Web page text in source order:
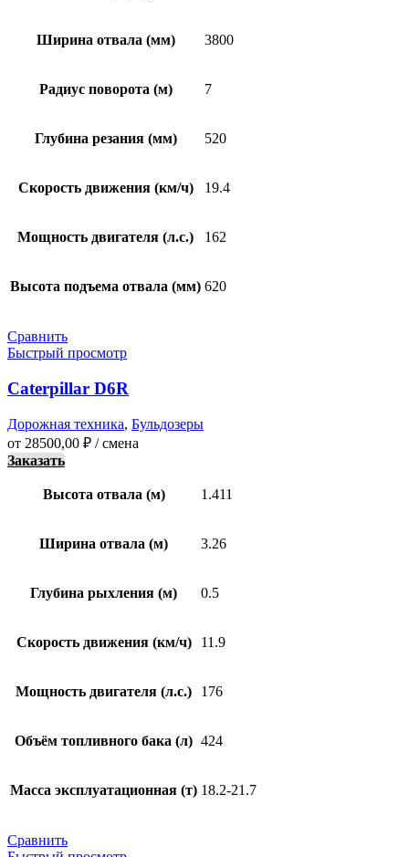
Ширина отвала (мм) 3800
Радиус поворота (м) 7
Глубина резания (мм) 520
Скорость движения (км/ч) 19.4
Мощность двигателя (л.с.) 162
Высота подъема отвала (мм) 620
Сравнить
Быстрый просмотр
Caterpillar D6R
Дорожная техника, Бульдозеры
от 28500,00 ₽ / смена
Заказать
Высота отвала (м) 1.411
Ширина отвала (м) 3.26
Глубина рыхления (м) 0.5
Скорость движения (км/ч) 11.9
Мощность двигателя (л.с.) 176
Объём топливного бака (л) 424
Масса эксплуатационная (т) 18.2-21.7
Сравнить